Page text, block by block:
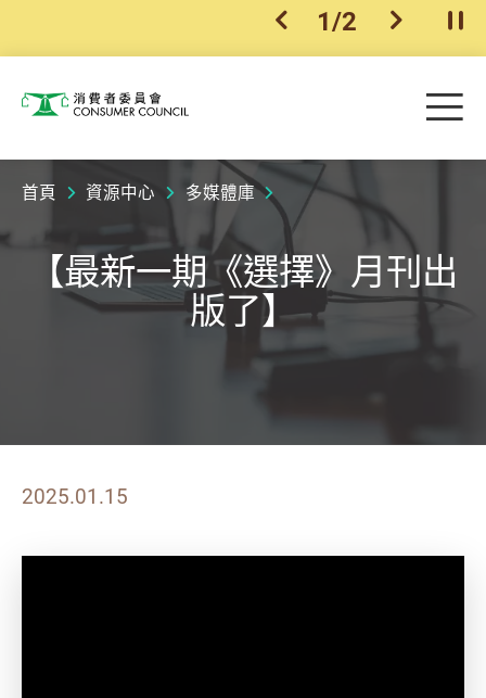
上一個
1/2 下一個開
消費者委員會 目
首頁 資源中心 多媒體庫
【最新一期《選擇》月刊出
版了】
2025.01.15